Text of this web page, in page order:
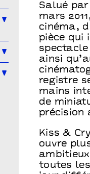
Salué
mars
cinéma,
pièce qui
spectacle
ainsi
registre
mains
de
précision
Kiss &
ouvre
toutes